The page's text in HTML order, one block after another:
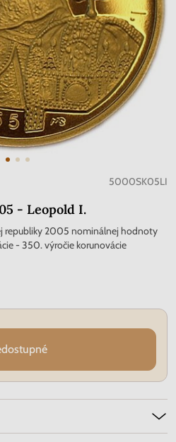
5000SK05LI
- Leopold I.
republiky 2005 nominálnej hodnoty
- 350. výročie korunovácie